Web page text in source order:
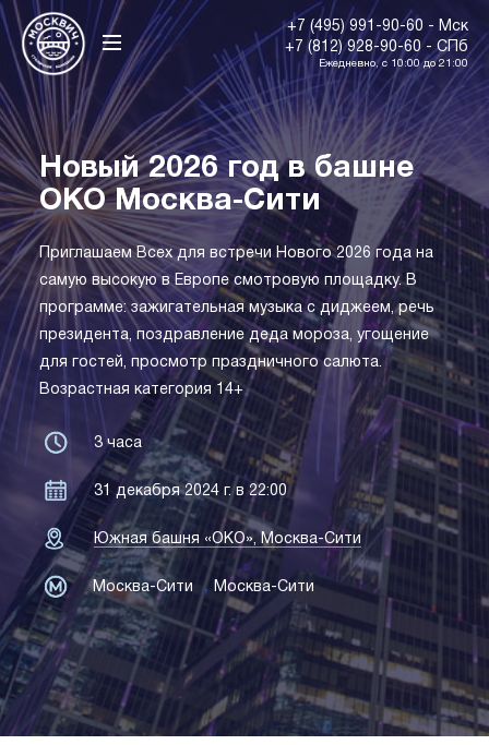
+7 (495) 991-90-60 - Мск
+7 (812) 928-90-60 - СПб
Ежедневно, с 10:00 до 21:00
Новый 2026 год в башне
ОКО Москва-Сити
Приглашаем Всех для встречи Нового 2026 года на
самую высокую в Европе смотровую площадку. В
программе: зажигательная музыка с диджеем, речь
президента, поздравление деда мороза, угощение
для гостей, просмотр праздничного салюта.
Возрастная категория 14+
3 часа
31 декабря 2024 г. в 22:00
Южная башня «ОКО», Москва-Сити
Москва-Сити , Москва-Сити